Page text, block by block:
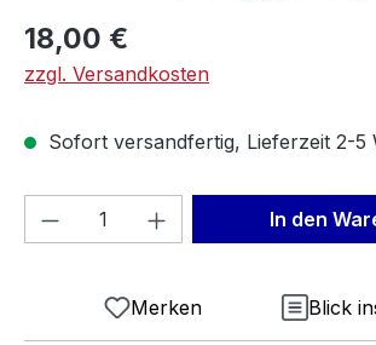
Regulärer Preis:
18,00 €
zzgl. Versandkosten
Sofort versandfertig, Lieferzeit 2-5
Produkt Anzahl: Gib den
In den
Merken Blick